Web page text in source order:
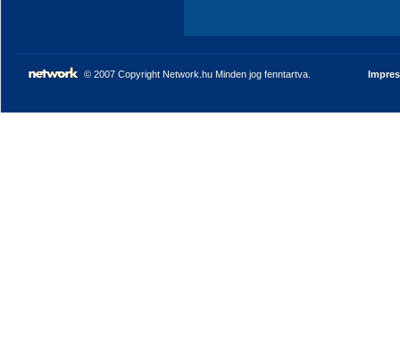
© 2007 Copyright Network.hu Minden jog fenntartva.